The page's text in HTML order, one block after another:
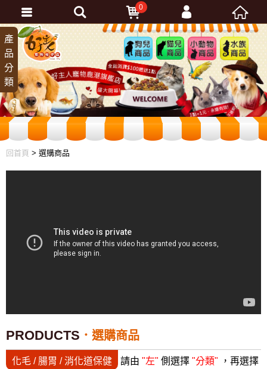
狗兒
商品
貓兒
商品
小動
物商
品
水族
商品
回首頁 > 選購商品
產
品
分
類
PRODUCTS 選購商品
化毛 / 腸胃 / 消化道保健 請由 "左" 側選擇 "分類" ，再選擇
0
會員登入
忘記密碼
加入會員
訂單查詢